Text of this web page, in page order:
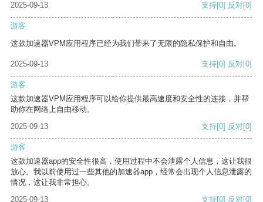
2025-09-13
支持[0] 反对[0]
游客
这款加速器VPM应用程序已经为我们带来了无限的隐私保护和自由。
2025-09-13 支持[0] 反对[0]
游客
这款加速器VPM应用程序可以给你提供最高速度和安全性的连接，并帮
助你在网络上自由移动。
2025-09-13
支持[0] 反对[0]
游客
这款加速器app的安全性很高，使用过程中不会泄露个人信息，这让我很
放心。我以前使用过一些其他的加速器app，经常会出现个人信息泄露的
情况，这让我非常担心。
2025-09-13
支持[0] 反对[0]